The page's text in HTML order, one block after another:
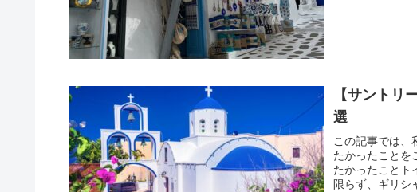
【サントリ
選
この記事では、
たかったことを
たかったことト
限らず、ギリシ